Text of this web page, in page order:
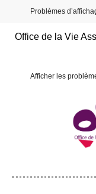
Problèmes
Office de la Vie
Afficher les